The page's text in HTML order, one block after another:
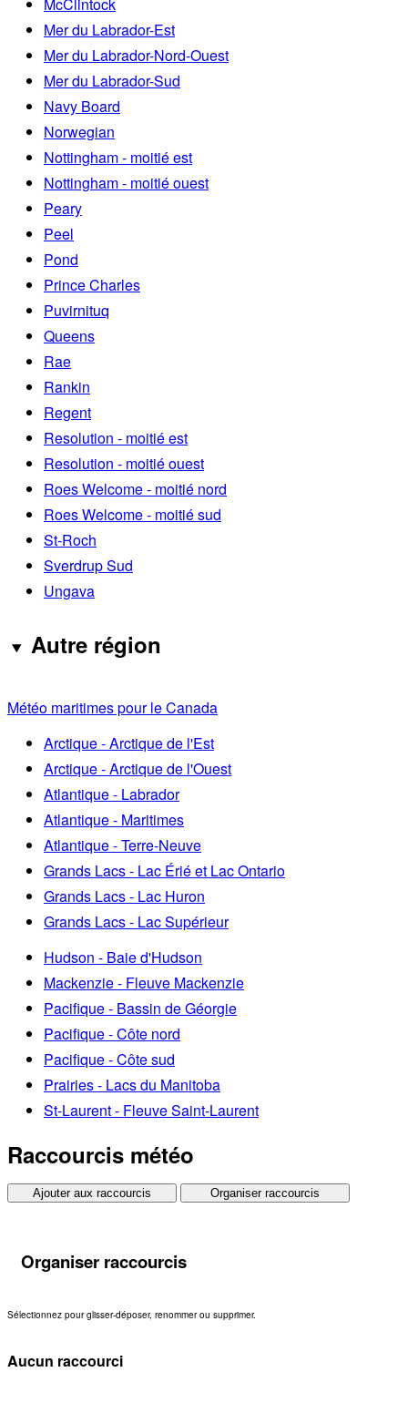
McClintock
Mer du Labrador-Est
Mer du Labrador-Nord-Ouest
Mer du Labrador-Sud
Navy Board
Norwegian
Nottingham - moitié est
Nottingham - moitié ouest
Peary
Peel
Pond
Prince Charles
Puvirnituq
Queens
Rae
Rankin
Regent
Resolution - moitié est
Resolution - moitié ouest
Roes Welcome - moitié nord
Roes Welcome - moitié sud
St-Roch
Sverdrup Sud
Ungava
Autre région
Météo maritimes pour le Canada
Arctique - Arctique de l'Est
Arctique - Arctique de l'Ouest
Atlantique - Labrador
Atlantique - Maritimes
Atlantique - Terre-Neuve
Grands Lacs - Lac Érié et Lac Ontario
Grands Lacs - Lac Huron
Grands Lacs - Lac Supérieur
Hudson - Baie d'Hudson
Mackenzie - Fleuve Mackenzie
Pacifique - Bassin de Géorgie
Pacifique - Côte nord
Pacifique - Côte sud
Prairies - Lacs du Manitoba
St-Laurent - Fleuve Saint-Laurent
Raccourcis météo
Ajouter aux raccourcis Organiser raccourcis
Organiser raccourcis
Sélectionnez pour glisser-déposer, renommer ou supprimer.
Aucun raccourci